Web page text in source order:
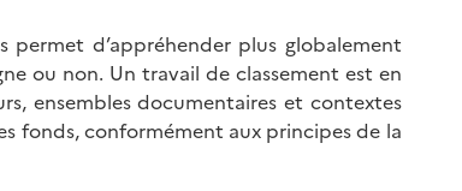
permet d’appréhender plus globalement
ou non. Un travail de classement est en
ensembles documentaires et contextes
fonds, conformément aux principes de la